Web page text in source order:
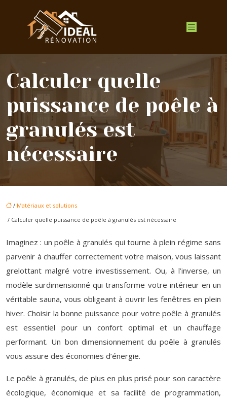
Calculer quelle
puissance de poêle à
granulés est
nécessaire
/ Matériaux et solutions
/ Calculer quelle puissance de poêle à granulés est nécessaire
Imaginez : un poêle à granulés qui tourne à plein régime sans
parvenir à chauffer correctement votre maison, vous laissant
grelottant malgré votre investissement. Ou, à l’inverse, un
modèle surdimensionné qui transforme votre intérieur en un
véritable sauna, vous obligeant à ouvrir les fenêtres en plein
hiver. Choisir la bonne puissance pour votre poêle à granulés
est essentiel pour un confort optimal et un chauffage
performant. Un bon dimensionnement du poêle à granulés
vous assure des économies d’énergie.
Le poêle à granulés, de plus en plus prisé pour son caractère
écologique, économique et sa facilité de programmation,